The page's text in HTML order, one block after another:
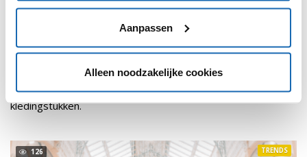
Aanpassen
Alleen noodzakelijke cookies
ASOS TEST GOOGLE ASSISTANT
RETAIL OUTLOOK 16 OKTOBER 2018 151
Met Enki kunnen gebruikers makkelijk zoeken naar nieuwe
kledingstukken.
126 TRENDS